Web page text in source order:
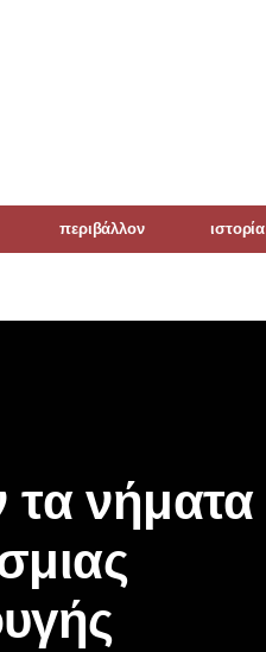
περιβάλλον ιστορία
τα νήματα